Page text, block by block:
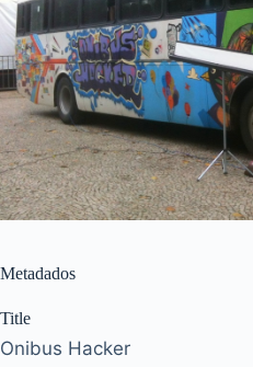
Metadados
Title
Onibus Hacker